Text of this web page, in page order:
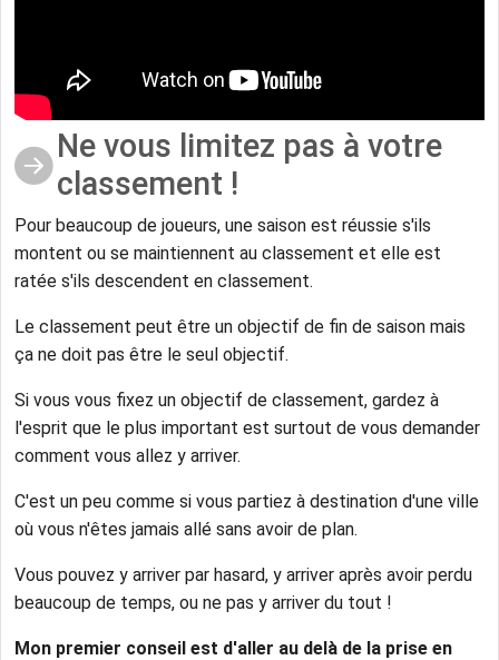
Ne vous limitez pas à votre
classement !
Pour beaucoup de joueurs, une saison est réussie s'ils
montent ou se maintiennent au classement et elle est
ratée s'ils descendent en classement.
Le classement peut être un objectif de fin de saison mais
ça ne doit pas être le seul objectif.
Si vous vous fixez un objectif de classement, gardez à
l'esprit que le plus important est surtout de vous demander
comment vous allez y arriver.
C'est un peu comme si vous partiez à destination d'une ville
où vous n'êtes jamais allé sans avoir de plan.
Vous pouvez y arriver par hasard, y arriver après avoir perdu
beaucoup de temps, ou ne pas y arriver du tout !
Mon premier conseil est d'aller au delà de la prise en